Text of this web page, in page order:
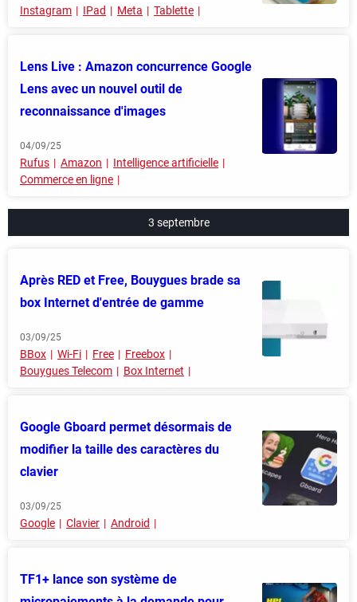
Instagram IPad Meta Tablette
Lens Live : Amazon concurrence Google
Lens avec un nouvel outil de
reconnaissance d'images
04/09/25
Rufus Amazon
Intelligence artificielle
Commerce en ligne
3 septembre
Après RED et Free, Bouygues brade sa
box Internet d'entrée de gamme
03/09/25
BBox Wi-Fi Free
Freebox
Bouygues Telecom
Box Internet
Google Gboard permet désormais de
modifier la taille des caractères du
clavier
03/09/25
Google Clavier Android
TF1+ lance son système de